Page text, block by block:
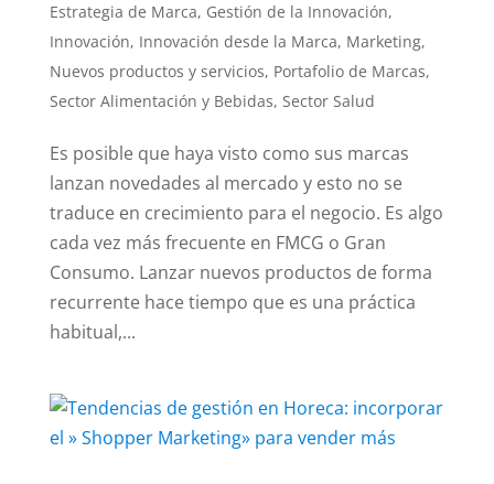
Estrategia de Marca, Gestión de la Innovación,
Innovación, Innovación desde la Marca, Marketing,
Nuevos productos y servicios, Portafolio de Marcas,
Sector Alimentación y Bebidas, Sector Salud
Es posible que haya visto como sus marcas
lanzan novedades al mercado y esto no se
traduce en crecimiento para el negocio. Es algo
cada vez más frecuente en FMCG o Gran
Consumo. Lanzar nuevos productos de forma
recurrente hace tiempo que es una práctica
habitual,...